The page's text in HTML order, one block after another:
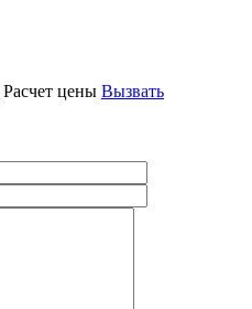
Расчет цены Вызвать